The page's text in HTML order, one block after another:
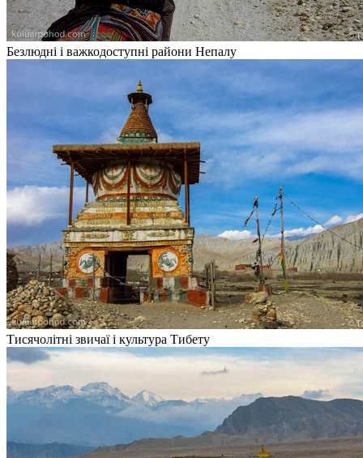
Безлюдні і важкодоступні райони Непалу
Тисячолітні звичаї і культура Тибету